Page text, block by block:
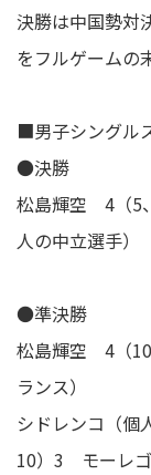
決勝は中国勢対
をフルゲームの
■男子シングル
●決勝
松島輝空 4（5
人の中立選手）
●準決勝
松島輝空 4（
ランス）
シドレンコ（個
10）3 モーレゴ